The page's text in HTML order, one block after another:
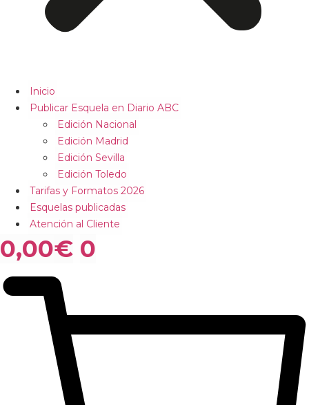
Inicio
Publicar Esquela en Diario ABC
Edición Nacional
Edición Madrid
Edición Sevilla
Edición Toledo
Tarifas y Formatos 2026
Esquelas publicadas
Atención al Cliente
0,00€ 0